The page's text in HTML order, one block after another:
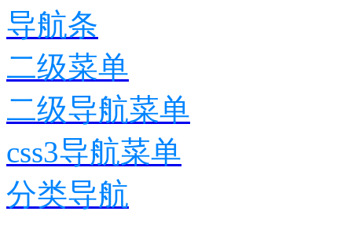
导航条
二级菜单
二级导航菜单
css3导航菜单
分类导航